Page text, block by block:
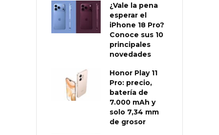
¿Vale la pena
esperar el
iPhone 18 Pro?
Conoce sus 10
principales
novedades
Honor Play 11
Pro: precio,
batería de
7.000 mAh y
solo 7,34 mm
de grosor